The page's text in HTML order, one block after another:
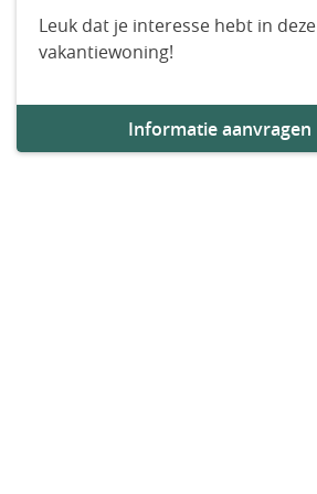
Leuk dat je interesse hebt in deze
vakantiewoning!
Informatie aanvragen